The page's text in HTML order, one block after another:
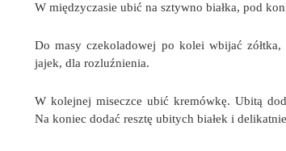
W międzyczasie ubić na sztywno białka, pod
Do masy czekoladowej po kolei wbijać
jajek, dla rozluźnienia.
W kolejnej miseczce ubić kremówkę. Ubitą
Na koniec dodać resztę ubitych białek i